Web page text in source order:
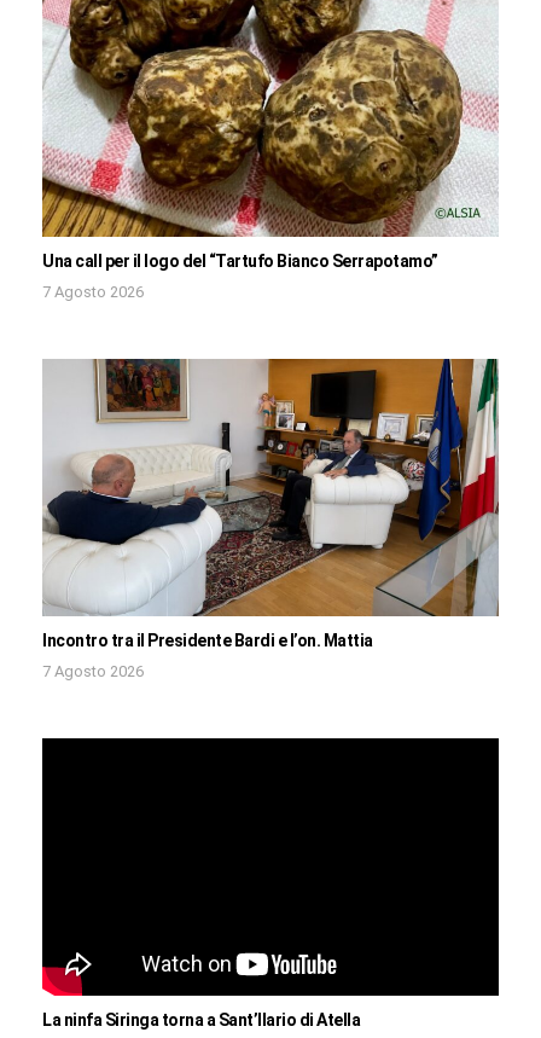
Una call per il logo del “Tartufo Bianco Serrapotamo”
7 Agosto 2026
Incontro tra il Presidente Bardi e l’on. Mattia
7 Agosto 2026
La ninfa Siringa torna a Sant’Ilario di Atella